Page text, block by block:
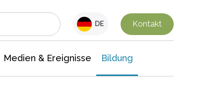
DE Kontakt
Medien & Ereignisse Bildung